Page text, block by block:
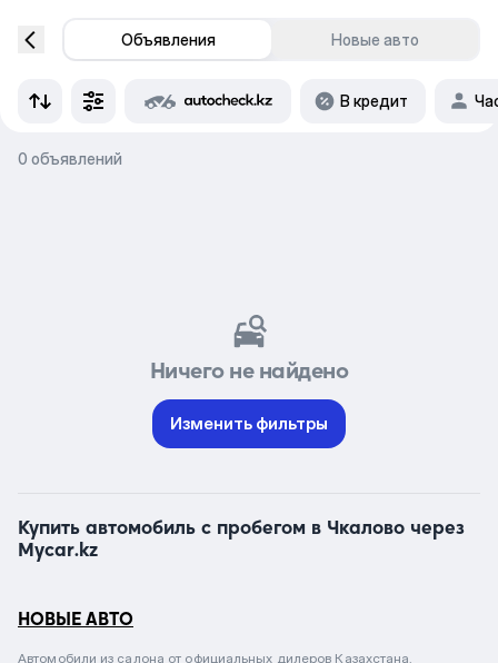
Объявления Новые авто
В кредит
0 объявлений
Ничего не найдено
Изменить фильтры
Купить автомобиль с пробегом в Чкалово через
Mycar.kz
НОВЫЕ АВТО
Автомобили из салона от официальных дилеров Казахстана.